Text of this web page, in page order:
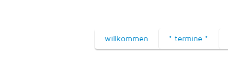
willkommen * termine *